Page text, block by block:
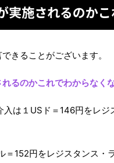
実施されるのか
きることがございます。
るのかこれでわからなく
は１USド＝146円をレジ
152円をレジスタンス・